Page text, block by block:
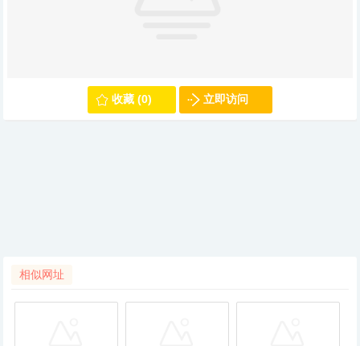
收藏 (0) 立即访问
相似网址